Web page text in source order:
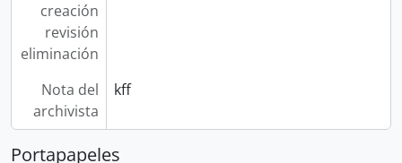
creación
revisión
eliminación
Nota del
archivista
kff
Portapapeles